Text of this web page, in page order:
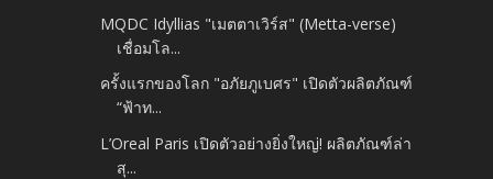
MQDC Idyllias "เมตตาเวิร์ส" (Metta-verse)
เชื่อมโล...
ครั้งแรกของโลก "อภัยภูเบศร" เปิดตัวผลิตภัณฑ์
“ฟ้าท...
L’Oreal Paris เปิดตัวอย่างยิ่งใหญ่! ผลิตภัณฑ์ล่า
สุ...